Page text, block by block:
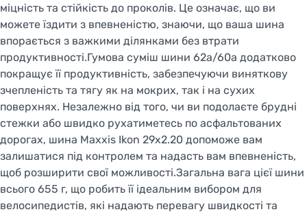
міцність та стійкість до проколів. Це означає, що ви
можете їздити з впевненістю, знаючи, що ваша шина
впорається з важкими ділянками без втрати
продуктивності.Гумова суміш шини 62a/60a додатково
покращує її продуктивність, забезпечуючи виняткову
зчепленість та тягу як на мокрих, так і на сухих
поверхнях. Незалежно від того, чи ви подолаєте брудні
стежки або швидко рухатиметесь по асфальтованих
дорогах, шина Maxxis Ikon 29x2.20 допоможе вам
залишатися під контролем та надасть вам впевненість,
щоб розширити свої можливості.Загальна вага цієї шини
всього 655 г, що робить її ідеальним вибором для
велосипедистів, які надають перевагу швидкості та